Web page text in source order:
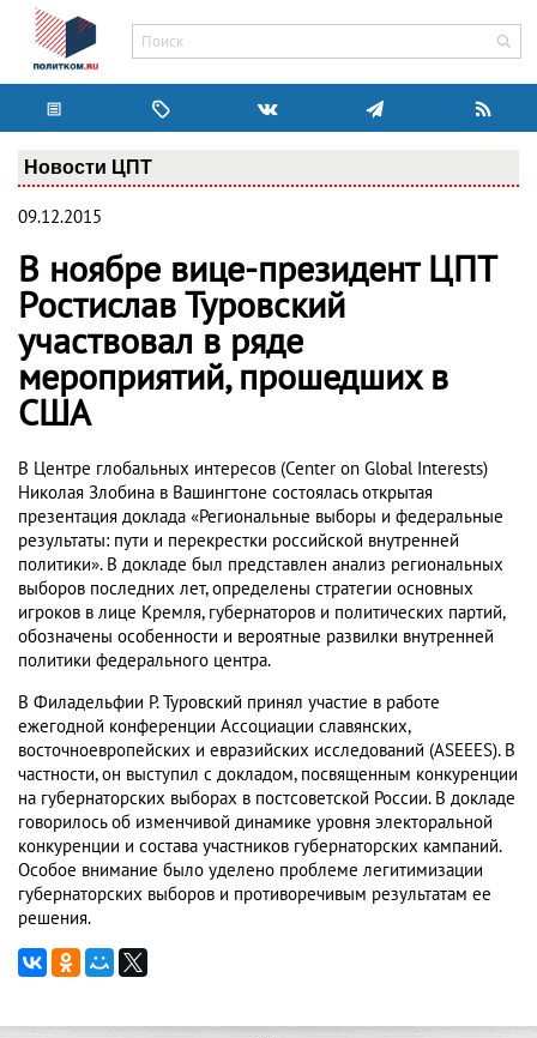
Новости ЦПТ
09.12.2015
В ноябре вице-президент ЦПТ
Ростислав Туровский
участвовал в ряде
мероприятий, прошедших в
США
В Центре глобальных интересов (Center on Global Interests)
Николая Злобина в Вашингтоне состоялась открытая
презентация доклада «Региональные выборы и федеральные
результаты: пути и перекрестки российской внутренней
политики». В докладе был представлен анализ региональных
выборов последних лет, определены стратегии основных
игроков в лице Кремля, губернаторов и политических партий,
обозначены особенности и вероятные развилки внутренней
политики федерального центра.
В Филадельфии Р. Туровский принял участие в работе
ежегодной конференции Ассоциации славянских,
восточноевропейских и евразийских исследований (ASEEES). В
частности, он выступил с докладом, посвященным конкуренции
на губернаторских выборах в постсоветской России. В докладе
говорилось об изменчивой динамике уровня электоральной
конкуренции и состава участников губернаторских кампаний.
Особое внимание было уделено проблеме легитимизации
губернаторских выборов и противоречивым результатам ее
решения.